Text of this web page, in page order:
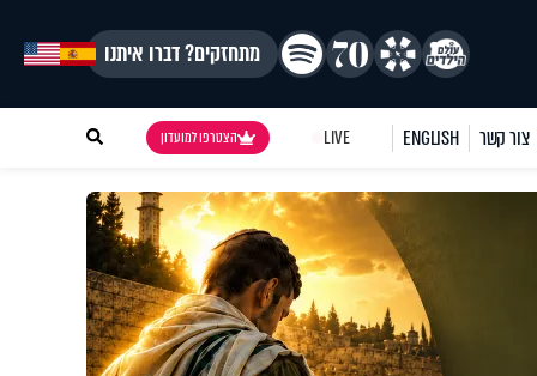
מתחזקים? דברו איתנו
צור קשר ENGLISH
LIVE הצטרפו למועדון